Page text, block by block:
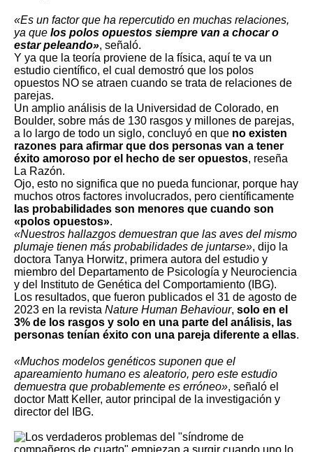
«Es un factor que ha repercutido en muchas relaciones,
ya que los polos opuestos siempre van a chocar o
estar peleando», señaló.
Y ya que la teoría proviene de la física, aquí te va un
estudio científico, el cual demostró que los polos
opuestos NO se atraen cuando se trata de relaciones de
parejas.
Un amplio análisis de la Universidad de Colorado, en
Boulder, sobre más de 130 rasgos y millones de parejas,
a lo largo de todo un siglo, concluyó en que no existen
razones para afirmar que dos personas van a tener
éxito amoroso por el hecho de ser opuestos, reseña
La Razón.
Ojo, esto no significa que no pueda funcionar, porque hay
muchos otros factores involucrados, pero científicamente
las probabilidades son menores que cuando son
«polos opuestos».
«Nuestros hallazgos demuestran que las aves del mismo
plumaje tienen más probabilidades de juntarse», dijo la
doctora Tanya Horwitz, primera autora del estudio y
miembro del Departamento de Psicología y Neurociencia
y del Instituto de Genética del Comportamiento (IBG).
Los resultados, que fueron publicados el 31 de agosto de
2023 en la revista Nature Human Behaviour, solo en el
3% de los rasgos y solo en una parte del análisis, las
personas tenían éxito con una pareja diferente a ellas.
«Muchos modelos genéticos suponen que el
apareamiento humano es aleatorio, pero este estudio
demuestra que probablemente es erróneo», señaló el
doctor Matt Keller, autor principal de la investigación y
director del IBG.